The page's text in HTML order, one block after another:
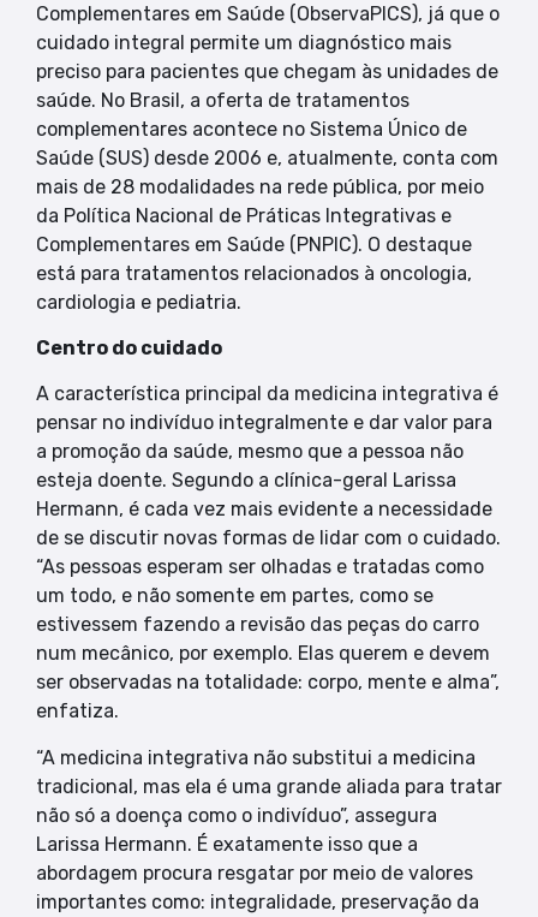
Complementares em Saúde (ObservaPICS), já que o
cuidado integral permite um diagnóstico mais
preciso para pacientes que chegam às unidades de
saúde. No Brasil, a oferta de tratamentos
complementares acontece no Sistema Único de
Saúde (SUS) desde 2006 e, atualmente, conta com
mais de 28 modalidades na rede pública, por meio
da Política Nacional de Práticas Integrativas e
Complementares em Saúde (PNPIC). O destaque
está para tratamentos relacionados à oncologia,
cardiologia e pediatria.
Centro do cuidado
A característica principal da medicina integrativa é
pensar no indivíduo integralmente e dar valor para
a promoção da saúde, mesmo que a pessoa não
esteja doente. Segundo a clínica-geral Larissa
Hermann, é cada vez mais evidente a necessidade
de se discutir novas formas de lidar com o cuidado.
“As pessoas esperam ser olhadas e tratadas como
um todo, e não somente em partes, como se
estivessem fazendo a revisão das peças do carro
num mecânico, por exemplo. Elas querem e devem
ser observadas na totalidade: corpo, mente e alma”,
enfatiza.
“A medicina integrativa não substitui a medicina
tradicional, mas ela é uma grande aliada para tratar
não só a doença como o indivíduo”, assegura
Larissa Hermann. É exatamente isso que a
abordagem procura resgatar por meio de valores
importantes como: integralidade, preservação da